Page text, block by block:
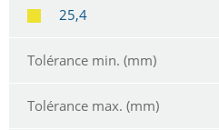
25,4
Tolérance min. (mm)
Tolérance max. (mm)